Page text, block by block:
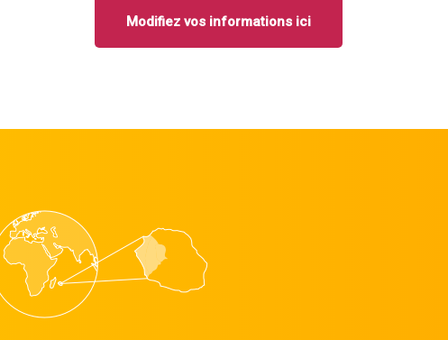
Modifiez vos informations ici